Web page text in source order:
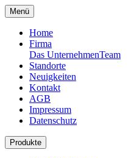
Menü
Home
Firma
Das UnternehmenTeam
Standorte
Neuigkeiten
Kontakt
AGB
Impressum
Datenschutz
Produkte